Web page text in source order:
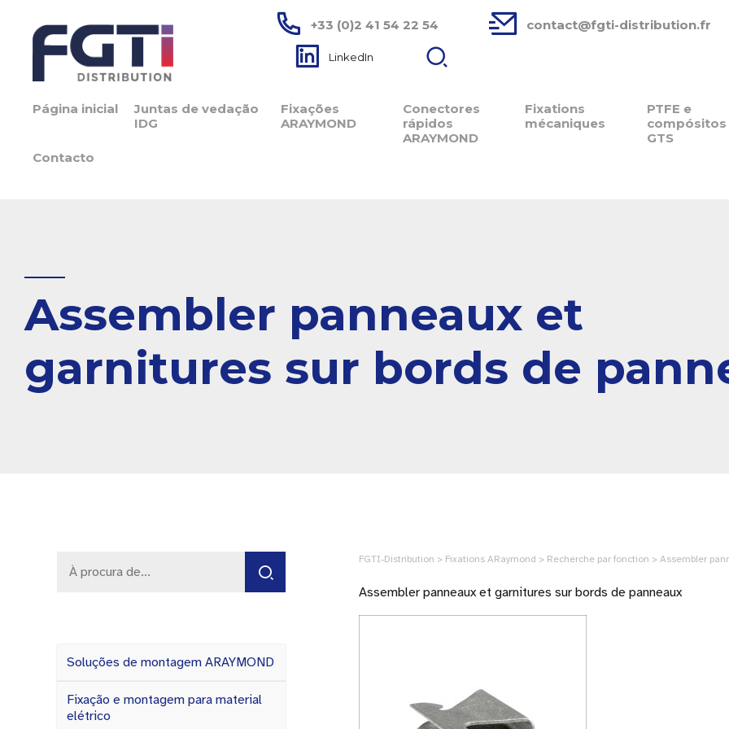
+33 (0)2 41 54 22 54 contact@fgti-distribution.fr
LinkedIn
Página inicial
Juntas de vedação
IDG
Fixações
ARAYMOND
Conectores
rápidos
ARAYMOND
Fixations
mécaniques
PTFE e
compósitos
GTS
Contacto
Assembler panneaux et
garnitures sur bords de
FGTI-Distribution > Fixations ARaymond > Recherche par fonction > Assembler
Assembler panneaux et garnitures sur bords de panneaux
Soluções de montagem ARAYMOND
Fixação e montagem para material
elétrico